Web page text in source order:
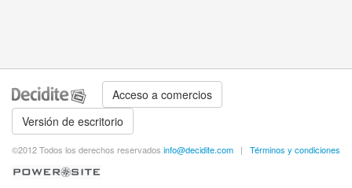
Acceso a comercios
Versión de escritorio
©2012 Todos los derechos reservados info@decidite.com | Términos y condiciones